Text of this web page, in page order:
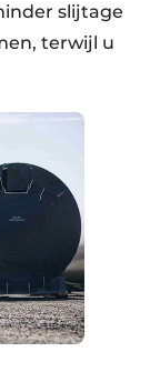
slijtage
terwijl u